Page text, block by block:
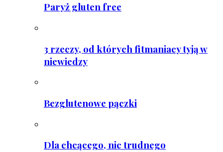
Paryż gluten free
3 rzeczy, od których fitmaniacy tyją w
niewiedzy
Bezglutenowe pączki
Dla chcącego, nic trudnego